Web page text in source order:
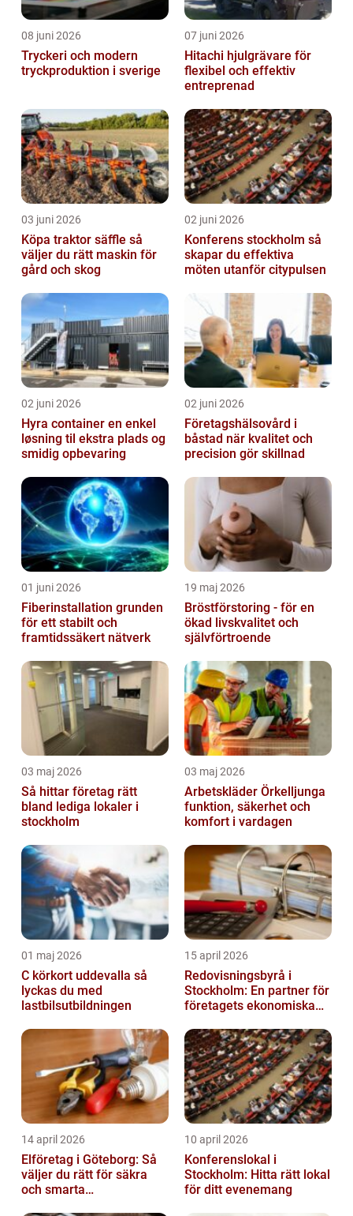
08 juni 2026
Tryckeri och modern
tryckproduktion i sverige
07 juni 2026
Hitachi hjulgrävare för
flexibel och effektiv
entreprenad
03 juni 2026
Köpa traktor säffle så
väljer du rätt maskin för
gård och skog
02 juni 2026
Konferens stockholm så
skapar du effektiva
möten utanför citypulsen
02 juni 2026
Hyra container en enkel
løsning til ekstra plads og
smidig opbevaring
02 juni 2026
Företagshälsovård i
båstad när kvalitet och
precision gör skillnad
01 juni 2026
Fiberinstallation grunden
för ett stabilt och
framtidssäkert nätverk
19 maj 2026
Bröstförstoring - för en
ökad livskvalitet och
självförtroende
03 maj 2026
Så hittar företag rätt
bland lediga lokaler i
stockholm
03 maj 2026
Arbetskläder Örkelljunga
funktion, säkerhet och
komfort i vardagen
01 maj 2026
C körkort uddevalla så
lyckas du med
lastbilsutbildningen
15 april 2026
Redovisningsbyrå i
Stockholm: En partner för
företagets ekonomiska
14 april 2026
Elföretag i Göteborg: Så
väljer du rätt för säkra
och smarta
10 april 2026
Konferenslokal i
Stockholm: Hitta rätt lokal
för ditt evenemang